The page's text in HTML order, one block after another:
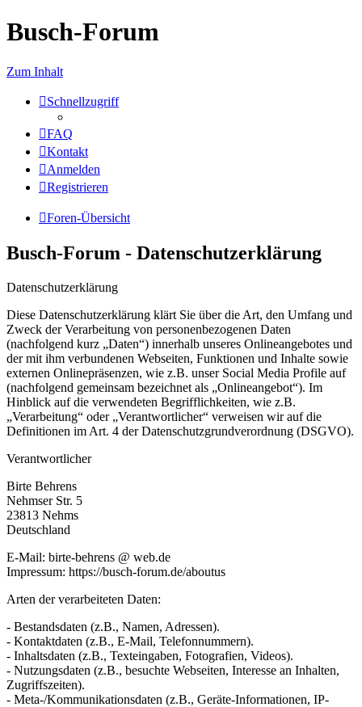
Busch-Forum
Zum Inhalt
Schnellzugriff
FAQ
Kontakt
Anmelden
Registrieren
Foren-Übersicht
Busch-Forum - Datenschutzerklärung
Datenschutzerklärung
Diese Datenschutzerklärung klärt Sie über die Art, den Umfang und
Zweck der Verarbeitung von personenbezogenen Daten
(nachfolgend kurz „Daten“) innerhalb unseres Onlineangebotes und
der mit ihm verbundenen Webseiten, Funktionen und Inhalte sowie
externen Onlinepräsenzen, wie z.B. unser Social Media Profile auf
(nachfolgend gemeinsam bezeichnet als „Onlineangebot“). Im
Hinblick auf die verwendeten Begrifflichkeiten, wie z.B.
„Verarbeitung“ oder „Verantwortlicher“ verweisen wir auf die
Definitionen im Art. 4 der Datenschutzgrundverordnung (DSGVO).
Verantwortlicher
Birte Behrens
Nehmser Str. 5
23813 Nehms
Deutschland
E-Mail: birte-behrens @ web.de
Impressum: https://busch-forum.de/aboutus
Arten der verarbeiteten Daten:
- Bestandsdaten (z.B., Namen, Adressen).
- Kontaktdaten (z.B., E-Mail, Telefonnummern).
- Inhaltsdaten (z.B., Texteingaben, Fotografien, Videos).
- Nutzungsdaten (z.B., besuchte Webseiten, Interesse an Inhalten,
Zugriffszeiten).
- Meta-/Kommunikationsdaten (z.B., Geräte-Informationen, IP-